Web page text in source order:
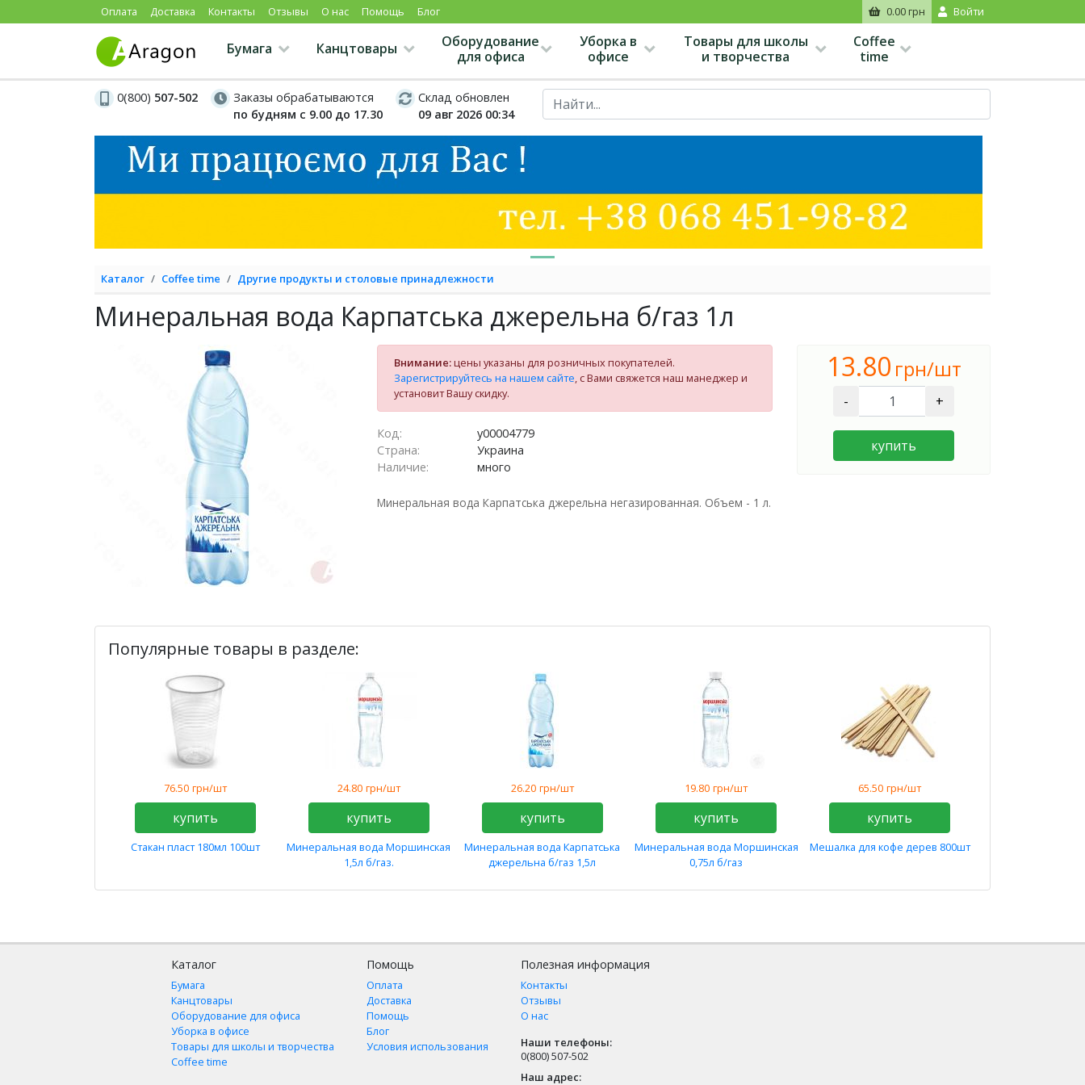
Оплата Доставка Контакты Отзывы О нас Помощь Блог 0.00 грн Войти
Бумага Канцтовары
Оборудование
для офиса
Уборка в
офисе
Товары для школы
и творчества
Coffee
time
0(800) 507-502
Заказы обрабатываются
по будням с 9.00 до 17.30
Склад обновлен
09 авг 2026 00:34
Каталог Coffee time Другие продукты и столовые принадлежности
Минеральная вода Карпатська джерельна б/газ 1л
13.80 грн/шт
- +
купить
Внимание:цены указаны для розничных покупателей.
Зарегистрируйтесь на нашем сайте, с Вами свяжется наш манеджер и
установит Вашу скидку.
Код:
у00004779
Страна:
Украина
Наличие:
много
Минеральная вода Карпатська джерельна негазированная. Объем - 1 л.
Популярные товары в разделе:
76.50 грн/шт
купить
Стакан пласт 180мл 100шт
24.80 грн/шт
купить
Минеральная вода Моршинская
1,5л б/газ.
26.20 грн/шт
купить
Минеральная вода Карпатська
джерельна б/газ 1,5л
19.80 грн/шт
купить
Минеральная вода Моршинская
0,75л б/газ
65.50 грн/шт
купить
Мешалка для кофе дерев 800шт
Каталог
Бумага
Канцтовары
Оборудование для офиса
Уборка в офисе
Товары для школы и творчества
Coffee time
Помощь
Оплата
Доставка
Помощь
Блог
Условия использования
Полезная информация
Контакты
Отзывы
О нас
Наши телефоны:
0(800) 507-502
Наш адрес: